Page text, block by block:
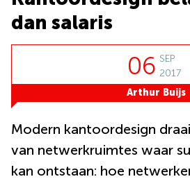
Amsterdam
Zuid
Nijmegen
Almere
Leiden
Business
center
Amsterdam
Kantoor
Eindhoven
Kantoor
dan salaris
06 SEP
2017
Arthur Buijs
Modern kantoordesign
van netwerkruimtes waar
kan ontstaan: hoe